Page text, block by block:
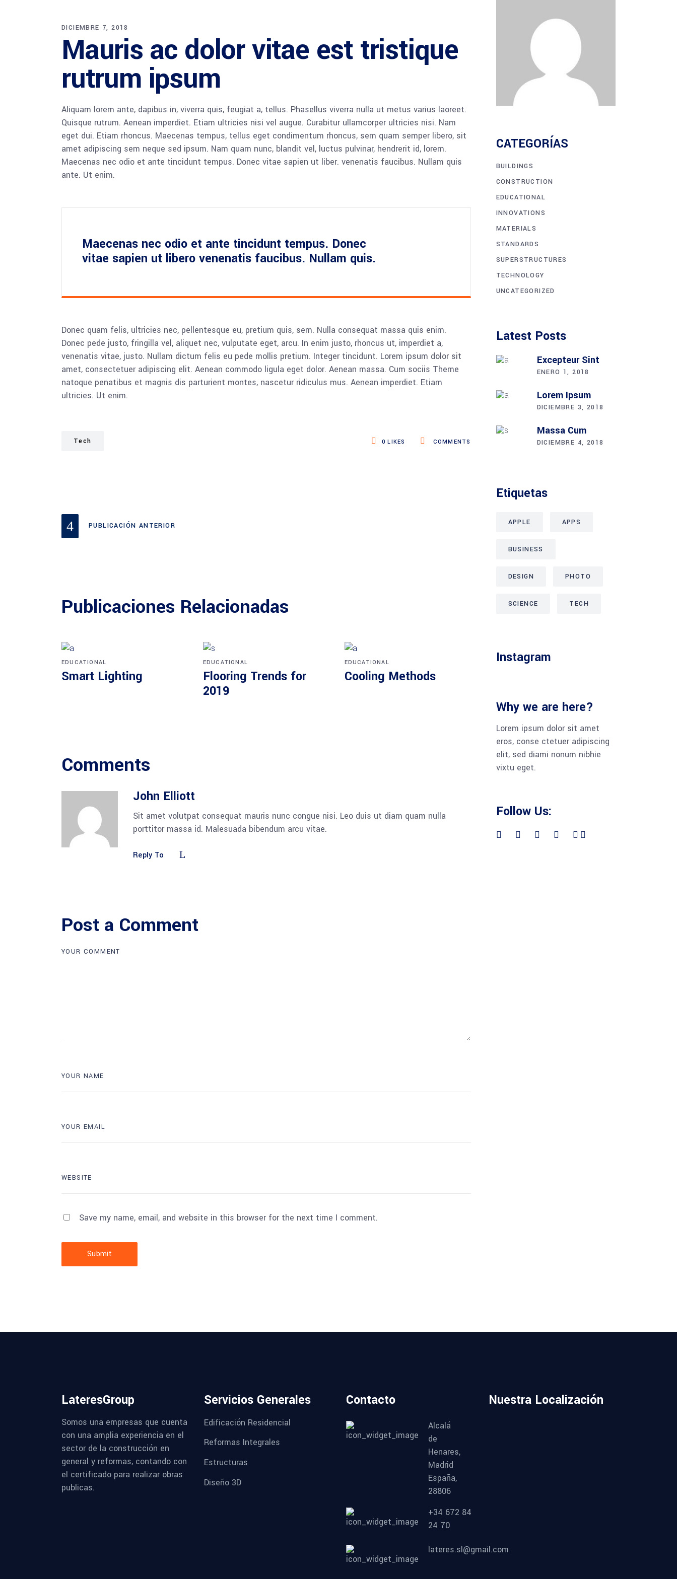
DICIEMBRE 7, 2018
Mauris ac dolor vitae est tristique
rutrum ipsum
Aliquam lorem ante, dapibus in, viverra quis, feugiat a, tellus. Phasellus viverra nulla ut metus varius laoreet.
Quisque rutrum. Aenean imperdiet. Etiam ultricies nisi vel augue. Curabitur ullamcorper ultricies nisi. Nam
eget dui. Etiam rhoncus. Maecenas tempus, tellus eget condimentum rhoncus, sem quam semper libero, sit
amet adipiscing sem neque sed ipsum. Nam quam nunc, blandit vel, luctus pulvinar, hendrerit id, lorem.
Maecenas nec odio et ante tincidunt tempus. Donec vitae sapien ut liber. venenatis faucibus. Nullam quis
ante. Ut enim.
Maecenas nec odio et ante tincidunt tempus. Donec
vitae sapien ut libero venenatis faucibus. Nullam quis.
Donec quam felis, ultricies nec, pellentesque eu, pretium quis, sem. Nulla consequat massa quis enim.
Donec pede justo, fringilla vel, aliquet nec, vulputate eget, arcu. In enim justo, rhoncus ut, imperdiet a,
venenatis vitae, justo. Nullam dictum felis eu pede mollis pretium. Integer tincidunt. Lorem ipsum dolor sit
amet, consectetuer adipiscing elit. Aenean commodo ligula eget dolor. Aenean massa. Cum sociis Theme
natoque penatibus et magnis dis parturient montes, nascetur ridiculus mus. Aenean imperdiet. Etiam
ultricies. Ut enim.
Tech COMMENTS
0 LIKES
PUBLICACIÓN ANTERIOR
Publicaciones Relacionadas
EDUCATIONAL
Smart Lighting
EDUCATIONAL
Flooring Trends for
2019
EDUCATIONAL
Cooling Methods
Comments
John Elliott
Sit amet volutpat consequat mauris nunc congue nisi. Leo duis ut diam quam nulla
porttitor massa id. Malesuada bibendum arcu vitae.
Reply To
Post a Comment
Save my name, email, and website in this browser for the next time I comment.
Submit
CATEGORÍAS
BUILDINGS
CONSTRUCTION
EDUCATIONAL
INNOVATIONS
MATERIALS
STANDARDS
SUPERSTRUCTURES
TECHNOLOGY
UNCATEGORIZED
Latest Posts
Excepteur Sint
ENERO 1, 2018
Lorem Ipsum
DICIEMBRE 3, 2018
Massa Cum
DICIEMBRE 4, 2018
Etiquetas
APPLE APPS
BUSINESS
DESIGN PHOTO
SCIENCE TECH
Instagram
Why we are here?
Lorem ipsum dolor sit amet
eros, conse ctetuer adipiscing
elit, sed diami nonum nibhie
vixtu eget.
Follow Us:
LateresGroup
Somos una empresas que cuenta
con una amplia experiencia en el
sector de la construcción en
general y reformas, contando con
el certificado para realizar obras
publicas.
Servicios Generales
Edificación Residencial
Reformas Integrales
Estructuras
Diseño 3D
Contacto
Alcalá
de
Henares,
Madrid
España,
28806
+34 672 84
24 70
lateres.sl@gmail.com
Nuestra Localización